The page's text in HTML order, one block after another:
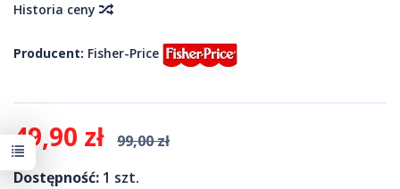
Historia ceny
Producent: Fisher-Price
49,90 zł
99,00 zł
Dostępność: 1 szt.